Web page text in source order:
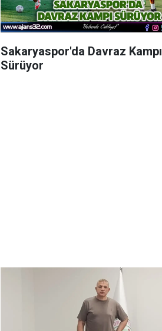
Sakaryaspor'da Davraz Kampı
Sürüyor